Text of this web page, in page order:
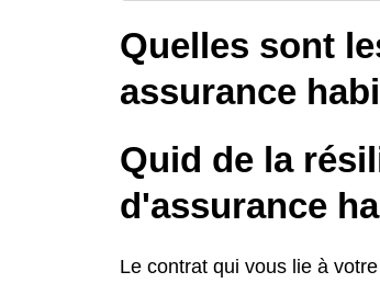
Quelles sont
assurance
Quid de la
d'assurance
Le contrat qui vous lie à